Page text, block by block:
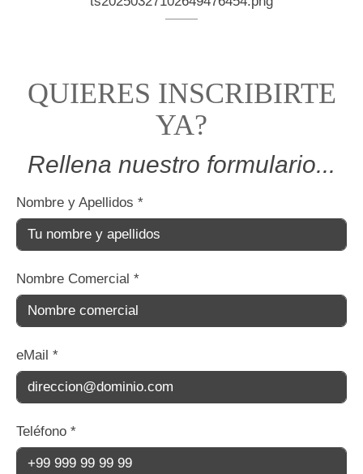
QUIERES INSCRIBIRTE
YA?
Rellena nuestro formulario...
Nombre y Apellidos *
Nombre Comercial *
eMail *
Teléfono *